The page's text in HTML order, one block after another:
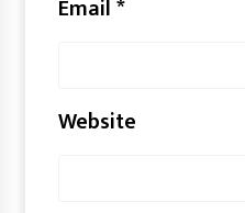
Email*
Website